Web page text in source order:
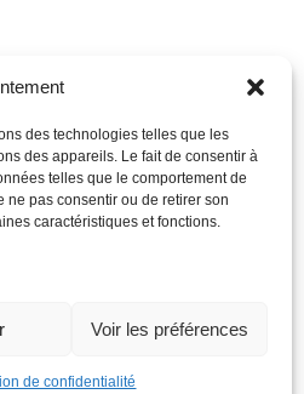
des technologies telles que les
des appareils. Le fait de consentir à
telles que le comportement de
ne pas consentir ou de retirer son
caractéristiques et fonctions.
Voir les préférences
de confidentialité
Page 1 sur 2